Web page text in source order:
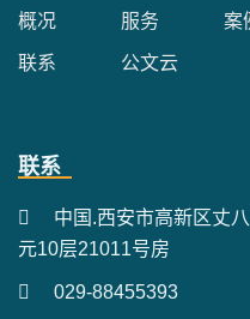
概况 服务 案
联系 公文云
联系
中国.西安市高新区丈
元10层21011号房
029-88455393